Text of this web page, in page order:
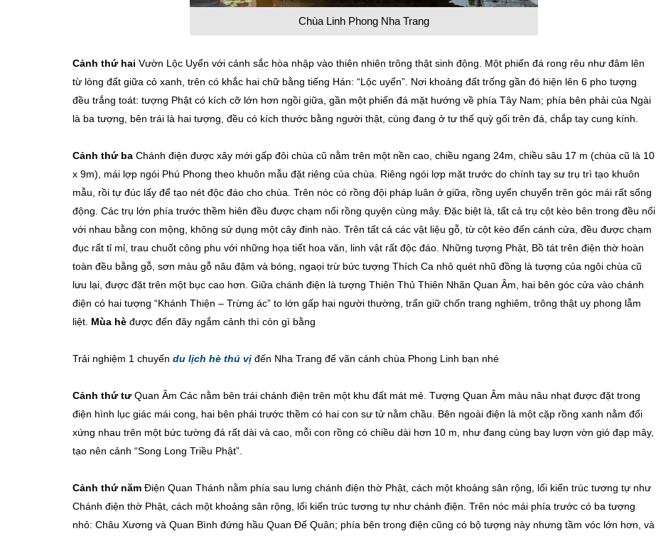
Chùa Linh Phong Nha Trang
Cảnh thứ hai Vườn Lộc Uyển với cảnh sắc hòa nhập vào thiên nhiên trông thật sinh động. Một phiến đá rong rêu như đâm lên
từ lòng đất giữa cỏ xanh, trên có khắc hai chữ bằng tiếng Hán: “Lộc uyển”. Nơi khoảng đất trống gần đó hiện lên 6 pho tượng
đều trắng toát: tượng Phật có kích cỡ lớn hơn ngồi giữa, gần một phiến đá mặt hướng về phía Tây Nam; phía bên phải của Ngài
là ba tượng, bên trái là hai tượng, đều có kích thước bằng người thật, cùng đang ở tư thế quỳ gối trên đá, chắp tay cung kính.
Cảnh thứ ba Chánh điện được xây mới gấp đôi chùa cũ nằm trên một nền cao, chiều ngang 24m, chiều sâu 17 m (chùa cũ là 10
x 9m), mái lợp ngói Phú Phong theo khuôn mẫu đặt riêng của chùa. Riêng ngói lợp mặt trước do chính tay sư trụ trì tạo khuôn
mẫu, rồi tự đúc lấy để tạo nét độc đáo cho chùa. Trên nóc có rồng đội pháp luân ở giữa, rồng uyển chuyển trên góc mái rất sống
động. Các trụ lớn phía trước thềm hiên đều được chạm nổi rồng quyện cùng mây. Đặc biệt là, tất cả trụ cột kèo bên trong đều nối
với nhau bằng con mộng, không sử dụng một cây đinh nào. Trên tất cả các vật liệu gỗ, từ cột kèo đến cánh cửa, đều được chạm
đục rất tỉ mỉ, trau chuốt công phu với những họa tiết hoa văn, linh vật rất độc đáo. Những tượng Phật, Bồ tát trên điện thờ hoàn
toàn đều bằng gỗ, sơn màu gỗ nâu đậm và bóng, ngaọi trừ bức tượng Thích Ca nhỏ quét nhũ đồng là tượng của ngôi chùa cũ
lưu lại, được đặt trên một bục cao hơn. Giữa chánh điện là tượng Thiên Thủ Thiên Nhãn Quan Âm, hai bên góc cửa vào chánh
điện có hai tượng “Khánh Thiện – Trừng ác” to lớn gấp hai người thường, trấn giữ chốn trang nghiêm, trông thật uy phong lẫm
liệt. Mùa hè được đến đây ngắm cảnh thì còn gì bằng
Trải nghiệm 1 chuyến du lịch hè thú vị đến Nha Trang để vãn cảnh chùa Phong Linh bạn nhé
Cảnh thứ tưQuan Âm Các nằm bên trái chánh điện trên một khu đất mát mẻ. Tượng Quan Âm màu nâu nhạt được đặt trong
điện hình lục giác mái cong, hai bên phái trước thềm có hai con sư tử nằm chầu. Bên ngoài điện là một cặp rồng xanh nằm đối
xứng nhau trên một bức tường đá rất dài và cao, mỗi con rồng có chiều dài hơn 10 m, như đang cùng bay lượn vờn gió đạp mây,
tạo nên cảnh “Song Long Triều Phật”.
Cảnh thứ năm Điện Quan Thánh nằm phía sau lưng chánh điện thờ Phật, cách một khoảng sân rộng, lối kiến trúc tương tự như
Chánh điện thờ Phật, cách một khoảng sân rộng, lối kiến trúc tương tự như chánh điện. Trên nóc mái phía trước có ba tượng
nhỏ: Châu Xương và Quan Bình đứng hầu Quan Đế Quân; phía bên trong điện cũng có bộ tượng này nhưng tầm vóc lớn hơn, và